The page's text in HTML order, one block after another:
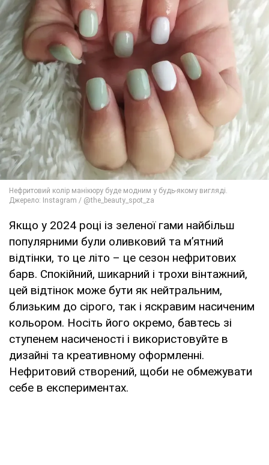
Якщо у 2024 році із зеленої гами найбільш
популярними були оливковий та м’ятний
відтінки, то це літо – це сезон нефритових
барв. Спокійний, шикарний і трохи вінтажний,
цей відтінок може бути як нейтральним,
близьким до сірого, так і яскравим насиченим
кольором. Носіть його окремо, бавтесь зі
ступенем насиченості і використовуйте в
дизайні та креативному оформленні.
Нефритовий створений, щоби не обмежувати
себе в експериментах.